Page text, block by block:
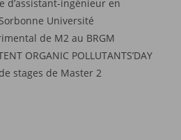
d’assistant-ingénieur en
Université
de M2 au BRGM
ORGANIC POLLUTANTS’DAY
stages de Master 2